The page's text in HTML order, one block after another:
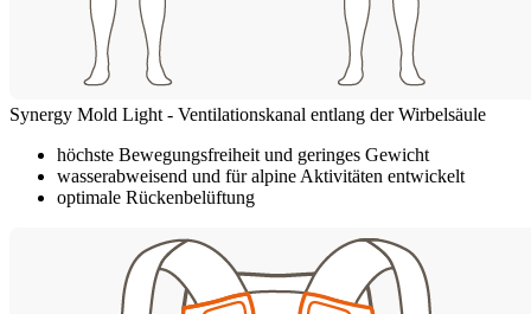
Synergy Mold Light - Ventilationskanal entlang der Wirbelsäule
höchste Bewegungsfreiheit und geringes Gewicht
wasserabweisend und für alpine Aktivitäten entwickelt
optimale Rückenbelüftung